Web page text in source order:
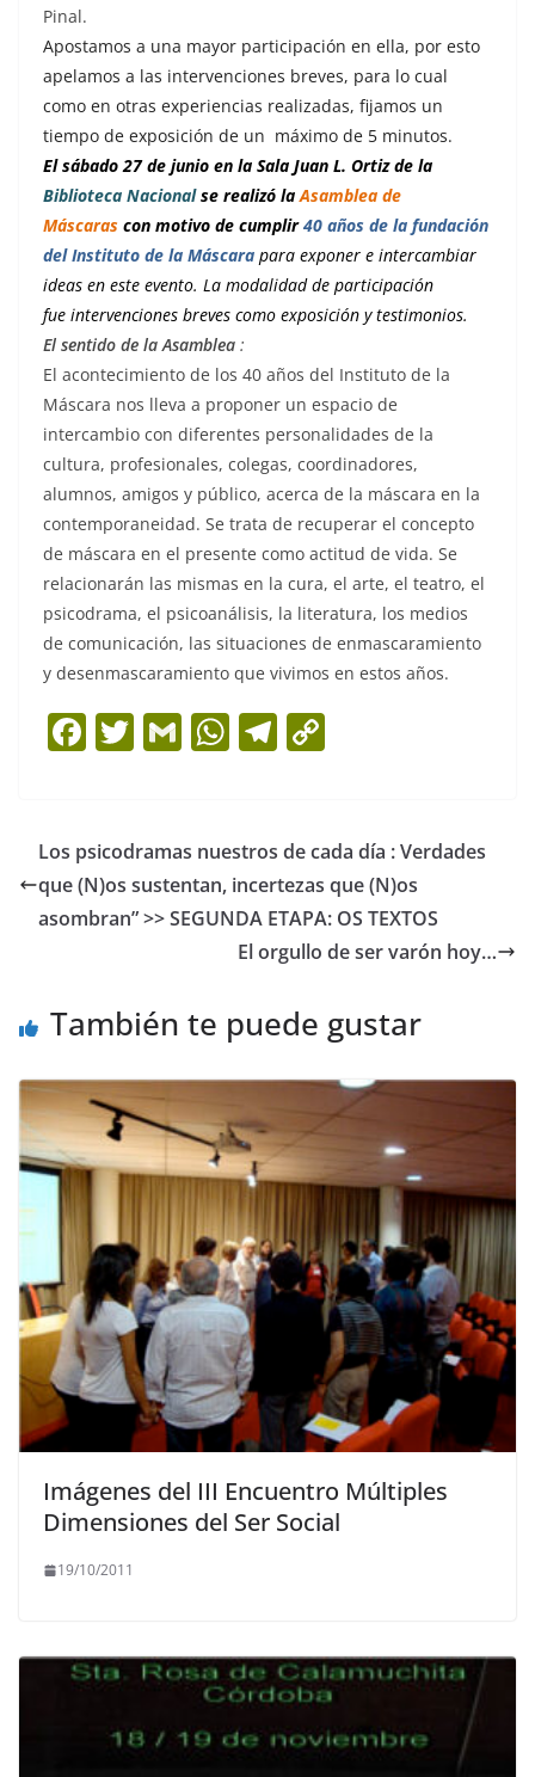
Pinal.
Apostamos a una mayor participación en ella, por esto
apelamos a las intervenciones breves, para lo cual
como en otras experiencias realizadas, fijamos un
tiempo de exposición de un máximo de 5 minutos.
El sábado 27 de junio en la Sala Juan L. Ortiz de la
Biblioteca Nacionalse realizó laAsamblea de
Máscaras con motivo de cumplir40 años de la fundación
del Instituto de la Máscara para exponer e intercambiar
ideas en este evento. La modalidad de participación
fue intervenciones breves como exposición y testimonios.
El sentido de la Asamblea :
El acontecimiento de los 40 años del Instituto de la
Máscara nos lleva a proponer un espacio de
intercambio con diferentes personalidades de la
cultura, profesionales, colegas, coordinadores,
alumnos, amigos y público, acerca de la máscara en la
contemporaneidad. Se trata de recuperar el concepto
de máscara en el presente como actitud de vida. Se
relacionarán las mismas en la cura, el arte, el teatro, el
psicodrama, el psicoanálisis, la literatura, los medios
de comunicación, las situaciones de enmascaramiento
y desenmascaramiento que vivimos en estos años.
F
e
b
o
T
er
G
l
W
s
A
p
p
T
gr
a
m
y
Li
n
k
Los psicodramas nuestros de cada día : Verdades
que (N)os sustentan, incertezas que (N)os
asombran” >> SEGUNDA ETAPA: OS TEXTOS
El orgullo de ser varón hoy…
También te puede gustar
Imágenes del III Encuentro Múltiples
Dimensiones del Ser Social
19/10/2011